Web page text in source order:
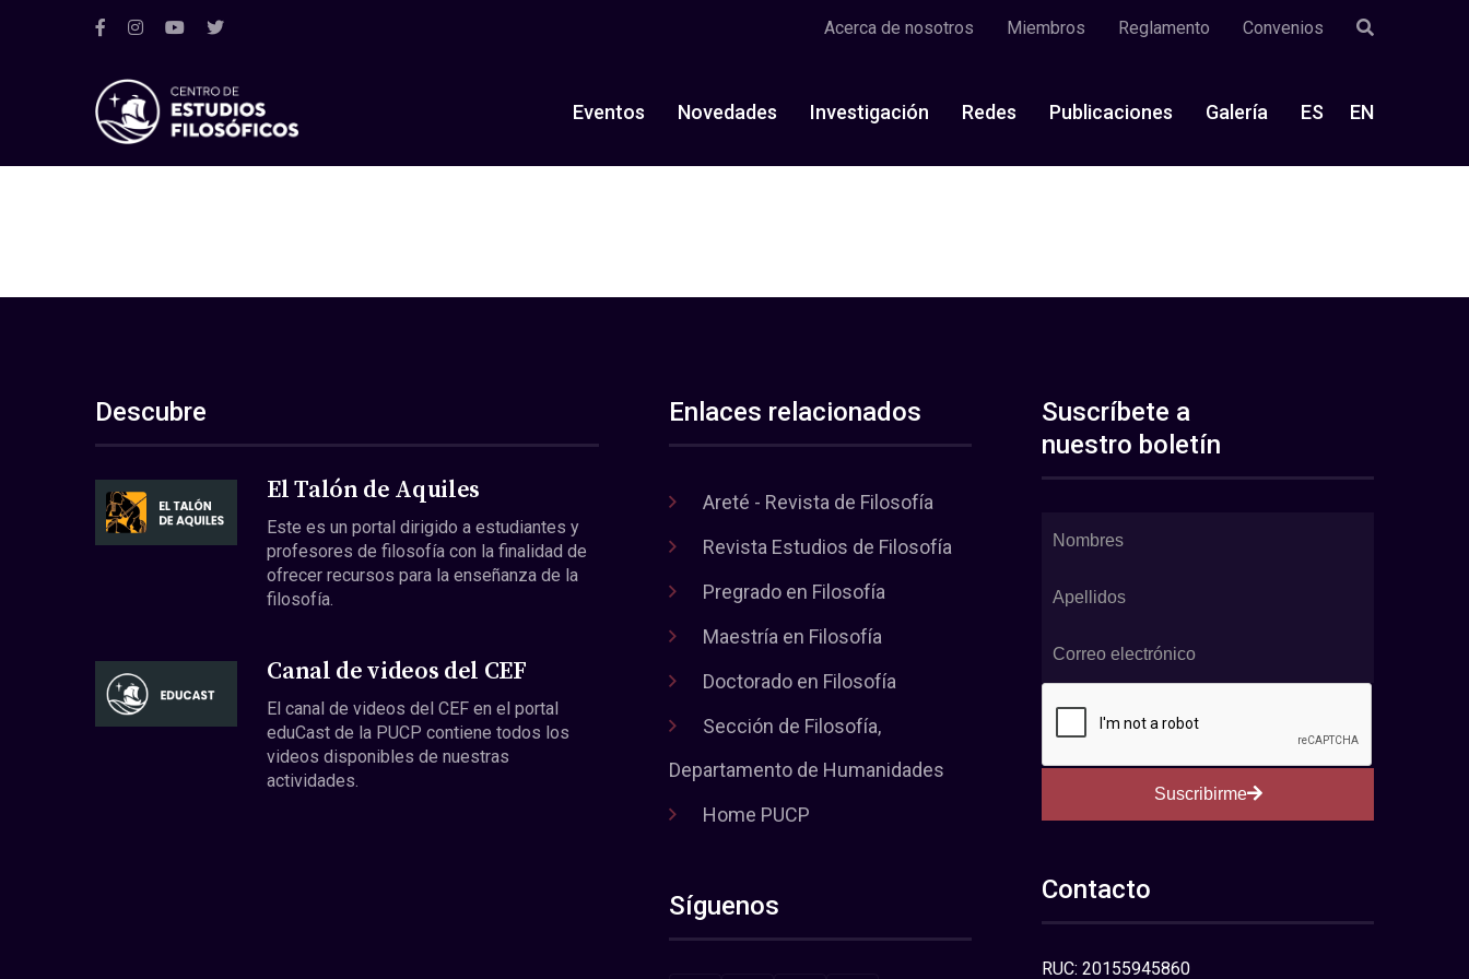
Acerca de nosotros Miembros Reglamento Convenios
Eventos Novedades Investigación Redes Publicaciones Galería ES EN
Descubre
El Talón de Aquiles
Este es un portal dirigido a estudiantes y
profesores de filosofía con la finalidad de
ofrecer recursos para la enseñanza de la
filosofía.
Canal de videos del CEF
El canal de videos del CEF en el portal
eduCast de la PUCP contiene todos los
videos disponibles de nuestras
actividades.
Enlaces relacionados
Areté - Revista de Filosofía
Revista Estudios de Filosofía
Pregrado en Filosofía
Maestría en Filosofía
Doctorado en Filosofía
Sección de Filosofía,
Departamento de Humanidades
Home PUCP
Síguenos
Suscríbete a
nuestro boletín
Suscribirme
Contacto
RUC: 20155945860